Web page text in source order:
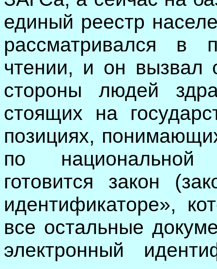
единый реестр
рассматривался
чтении, и он вызвал
стороны людей
стоящих на
позициях,
по национальной
готовится закон
идентификаторе»,
все остальные
электронный